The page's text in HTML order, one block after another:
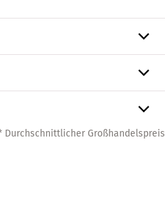
Durchschnittlicher Großhandelspreis